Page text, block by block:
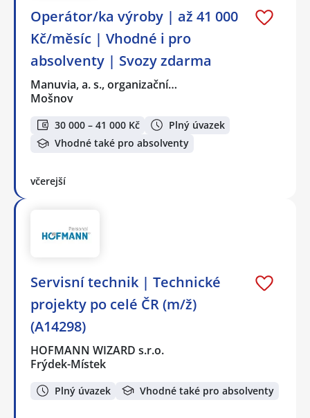
Operátor/ka výroby | až 41 000
Kč/měsíc | Vhodné i pro
absolventy | Svozy zdarma
Manuvia, a. s., organizační…
Mošnov
30 000 – 41 000 Kč
Plný úvazek
Vhodné také pro absolventy
včerejší
Servisní technik | Technické
projekty po celé ČR (m/ž)
(A14298)
HOFMANN WIZARD s.r.o.
Frýdek-Místek
Plný úvazek Vhodné také pro absolventy